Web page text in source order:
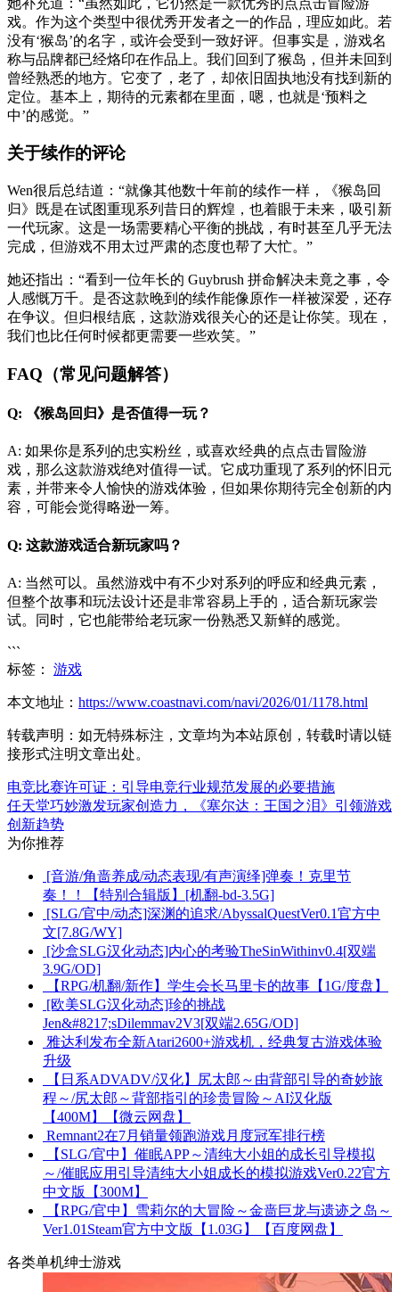
戏。作为这个类型中很优秀开发者之一的作品，理应如此。若
没有‘猴岛’的名字，或许会受到一致好评。但事实是，游戏名
称与品牌都已经烙印在作品上。我们回到了猴岛，但并未回到
曾经熟悉的地方。它变了，老了，却依旧固执地没有找到新的
定位。基本上，期待的元素都在里面，嗯，也就是‘预料之
中’的感觉。”
关于续作的评论
Wen很后总结道：“就像其他数十年前的续作一样，《猴岛回
归》既是在试图重现系列昔日的辉煌，也着眼于未来，吸引新
一代玩家。这是一场需要精心平衡的挑战，有时甚至几乎无法
完成，但游戏不用太过严肃的态度也帮了大忙。”
她还指出：“看到一位年长的 Guybrush 拼命解决未竟之事，令
人感慨万千。是否这款晚到的续作能像原作一样被深爱，还存
在争议。但归根结底，这款游戏很关心的还是让你笑。现在，
我们也比任何时候都更需要一些欢笑。”
FAQ（常见问题解答）
Q: 《猴岛回归》是否值得一玩？
A: 如果你是系列的忠实粉丝，或喜欢经典的点点击冒险游
戏，那么这款游戏绝对值得一试。它成功重现了系列的怀旧元
素，并带来令人愉快的游戏体验，但如果你期待完全创新的内
容，可能会觉得略逊一筹。
Q: 这款游戏适合新玩家吗？
A: 当然可以。虽然游戏中有不少对系列的呼应和经典元素，
但整个故事和玩法设计还是非常容易上手的，适合新玩家尝
试。同时，它也能带给老玩家一份熟悉又新鲜的感觉。
```
标签：
游戏
本文地址： https://www.coastnavi.com/navi/2026/01/1178.html
转载声明： 如无特殊标注，文章均为本站原创，转载时请以链
接形式注明文章出处。
电竞比赛许可证：引导电竞行业规范发展的必要措施
任天堂巧妙激发玩家创造力，《塞尔达：王国之泪》引领游戏
创新趋势
为你推荐
[音游/角啬养成/动态表现/有声演绎]弹奏！克里节
奏！！【特别合辑版】[机翻-bd-3.5G]
[SLG/官中/动态]深渊的追求/AbyssalQuestVer0.1官方中
文[7.8G/WY]
[沙盒SLG汉化动态]内心的考验TheSinWithinv0.4[双端
3.9G/OD]
【RPG/机翻/新作】学生会长马里卡的故事【1G/度盘】
[欧美SLG汉化动态]珍的挑战
Jen&#8217;sDilemmav2V3[双端2.65G/OD]
雅达利发布全新Atari2600+游戏机，经典复古游戏体验
升级
【日系ADVADV/汉化】尻太郎～由背部引导的奇妙旅
程～/尻太郎～背部指引的珍贵冒险～AI汉化版
【400M】【微云网盘】
Remnant2在7月销量领跑游戏月度冠军排行榜
【SLG/官中】催眠APP～清纯大小姐的成长引导模拟
～/催眠应用引导清纯大小姐成长的模拟游戏Ver0.22官方
中文版【300M】
【RPG/官中】雪莉尔的大冒险～金啬巨龙与遗迹之岛～
Ver1.01Steam官方中文版【1.03G】【百度网盘】
各类单机绅士游戏